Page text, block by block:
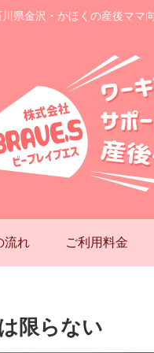
川県金沢・かほくの産後ママ
流れ ご利用料金
限らない